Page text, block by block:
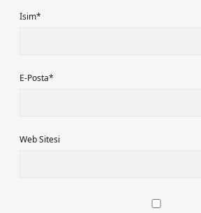
İsim*
E-Posta*
Web Sitesi